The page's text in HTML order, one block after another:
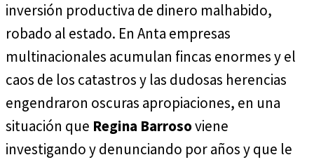
inversión productiva de dinero malhabido,
robado al estado. En Anta empresas
multinacionales acumulan fincas enormes y el
caos de los catastros y las dudosas herencias
engendraron oscuras apropiaciones, en una
situación que Regina Barrosoviene
investigando y denunciando por años y que le